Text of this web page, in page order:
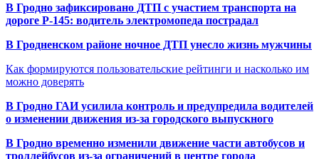
В Гродно зафиксировано ДТП с участием транспорта на
дороге Р-145: водитель электромопеда пострадал
В Гродненском районе ночное ДТП унесло жизнь мужчины
Как формируются пользовательские рейтинги и насколько им
можно доверять
В Гродно ГАИ усилила контроль и предупредила водителей
о изменении движения из-за городского выпускного
В Гродно временно изменили движение части автобусов и
троллейбусов из-за ограничений в центре города